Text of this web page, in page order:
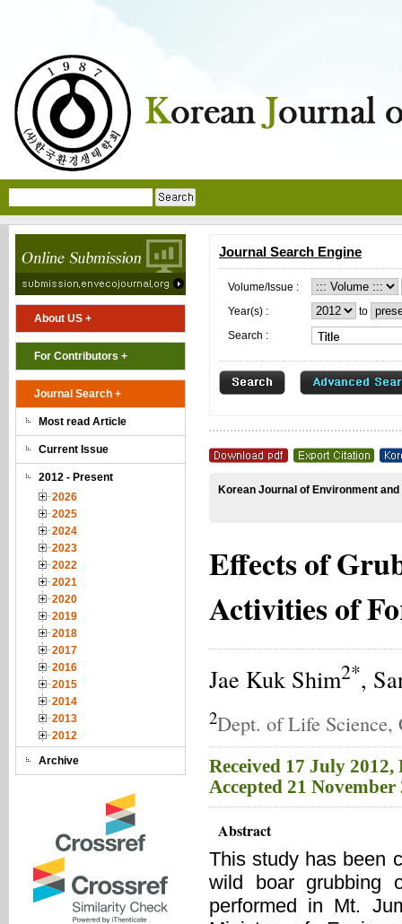
About US +
For Contributors +
Journal Search +
Most read Article
Current Issue
2012 - Present
2026
2025
2024
2023
2022
2021
2020
2019
2018
2017
2016
2015
2014
2013
2012
Archive
Journal Search Engine
Volume/Issue :
Year(s) :
to
Search :
Korean Journal of Environment
Effects of
Activities of
Jae Kuk Shim2*,
2Dept. of Life Science,
Received 17 July 2012,
Accepted 21 November
Abstract
This study has been
wild boar grubbing
performed in Mt.